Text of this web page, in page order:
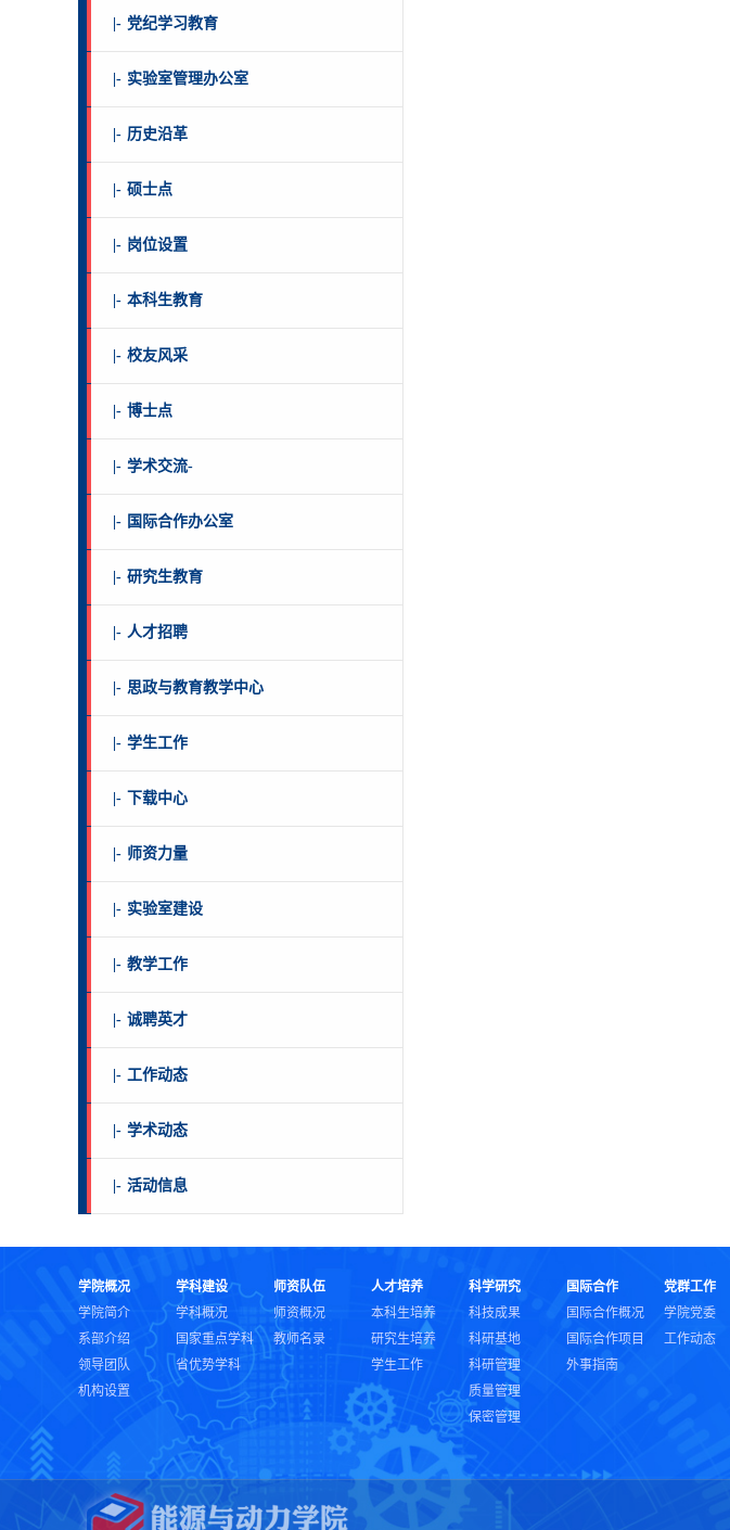
|- 党纪学习教育
|- 实验室管理办公室
|- 历史沿革
|- 硕士点
|- 岗位设置
|- 本科生教育
|- 校友风采
|- 博士点
|- 学术交流-
|- 国际合作办公室
|- 研究生教育
|- 人才招聘
|- 思政与教育教学中心
|- 学生工作
|- 下载中心
|- 师资力量
|- 实验室建设
|- 教学工作
|- 诚聘英才
|- 工作动态
|- 学术动态
|- 活动信息
学院概况
学院简介
系部介绍
领导团队
机构设置
学科建设
学科概况
国家重点学科
省优势学科
师资队伍
师资概况
教师名录
人才培养
本科生培养
研究生培养
学生工作
科学研究
科技成果
科研基地
科研管理
质量管理
保密管理
国际合作
国际合作概况
国际合作项目
外事指南
党群工作
学院党委
工作动态